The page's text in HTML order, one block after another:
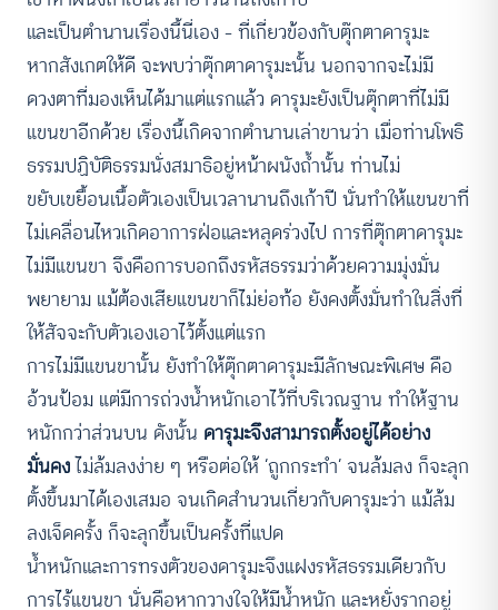
และเป็นตำนานเรื่องนี้นี่เอง – ที่เกี่ยวข้องกับตุ๊กตาดารุมะ
หากสังเกตให้ดี จะพบว่าตุ๊กตาดารุมะนั้น นอกจากจะไม่มี
ดวงตาที่มองเห็นได้มาแต่แรกแล้ว ดารุมะยังเป็นตุ๊กตาที่ไม่มี
แขนขาอีกด้วย เรื่องนี้เกิดจากตำนานเล่าขานว่า เมื่อท่านโพธิ
ธรรมปฏิบัติธรรมนั่งสมาธิอยู่หน้าผนังถ้ำนั้น ท่านไม่
ขยับเขยื้อนเนื้อตัวเองเป็นเวลานานถึงเก้าปี นั่นทำให้แขนขาที่
ไม่เคลื่อนไหวเกิดอาการฝ่อและหลุดร่วงไป การที่ตุ๊กตาดารุมะ
ไม่มีแขนขา จึงคือการบอกถึงรหัสธรรมว่าด้วยความมุ่งมั่น
พยายาม แม้ต้องเสียแขนขาก็ไม่ย่อท้อ ยังคงตั้งมั่นทำในสิ่งที่
ให้สัจจะกับตัวเองเอาไว้ตั้งแต่แรก
การไม่มีแขนขานั้น ยังทำให้ตุ๊กตาดารุมะมีลักษณะพิเศษ คือ
อ้วนป้อม แต่มีการถ่วงน้ำหนักเอาไว้ที่บริเวณฐาน ทำให้ฐาน
หนักกว่าส่วนบน ดังนั้น ดารุมะจึงสามารถตั้งอยู่ได้อย่าง
มั่นคงไม่ล้มลงง่าย ๆ หรือต่อให้ ‘ถูกกระทำ’ จนล้มลง ก็จะลุก
ตั้งขึ้นมาได้เองเสมอ จนเกิดสำนวนเกี่ยวกับดารุมะว่า แม้ล้ม
ลงเจ็ดครั้ง ก็จะลุกขึ้นเป็นครั้งที่แปด
น้ำหนักและการทรงตัวของดารุมะจึงแฝงรหัสธรรมเดียวกับ
การไร้แขนขา นั่นคือหากวางใจให้มีน้ำหนัก และหยั่งรากอยู่